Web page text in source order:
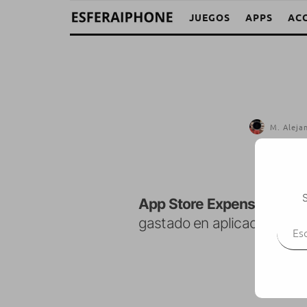
JUEGOS APPS
M.
App Store Expense
gastado en aplicaciones de